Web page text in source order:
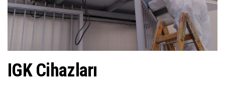
IGK Cihazları